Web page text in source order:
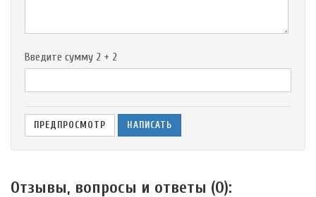
Введите сумму 2 + 2
Отзывы, вопросы и ответы (0):